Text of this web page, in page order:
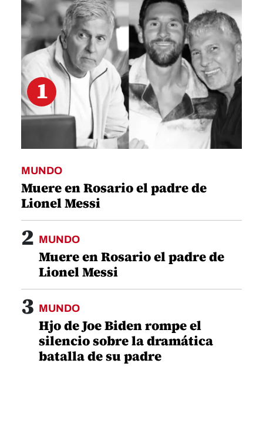
seconds
1
MUNDO
Muere en Rosario el padre de
Lionel Messi
2 MUNDO
Muere en Rosario el padre de
Lionel Messi
3 MUNDO
Hjo de Joe Biden rompe el
silencio sobre la dramática
batalla de su padre